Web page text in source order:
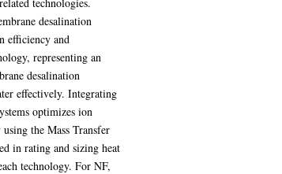
desalination
efficiency and
representing an
desalination
effectively. Integrating
optimizes ion
the Mass Transfer
in rating and sizing heat
technology. For NF,